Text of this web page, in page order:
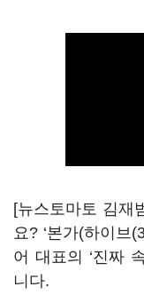
[뉴스토마토 김재
요? ‘본가(하이브
어 대표의 ‘진짜
니다.